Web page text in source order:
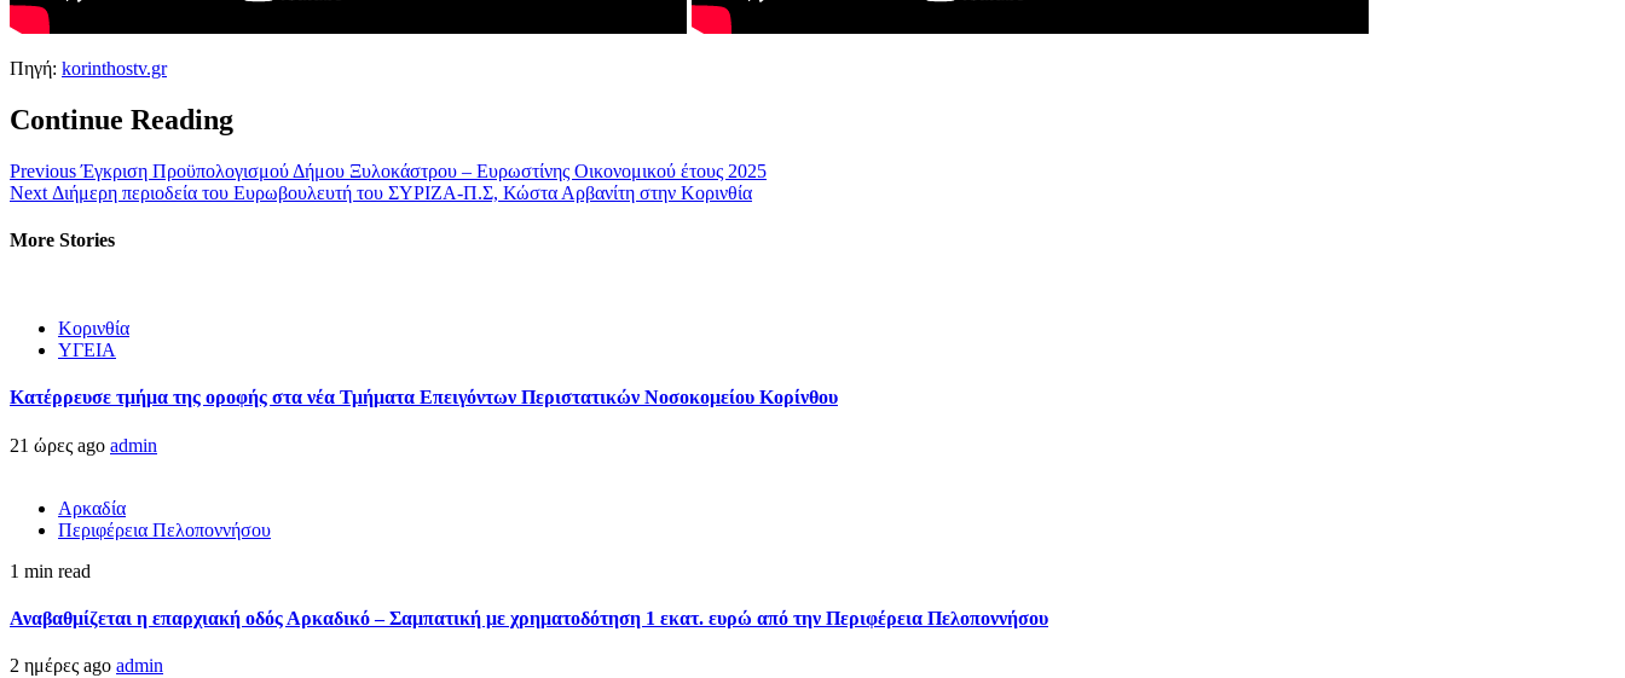
Πηγή: korinthostv.gr
Continue Reading
PreviousΈγκριση Προϋπολογισμού Δήμου Ξυλοκάστρου – Ευρωστίνης Οικονομικού έτους 2025
Next Διήμερη περιοδεία του Ευρωβουλευτή του ΣΥΡΙΖΑ-Π.Σ, Κώστα Αρβανίτη στην Κορινθία
More Stories
Κορινθία
ΥΓΕΙΑ
Kατέρρευσε τμήμα της οροφής στα νέα Τμήματα Επειγόντων Περιστατικών Νοσοκομείου Κορίνθου
21 ώρες ago admin
Αρκαδία
Περιφέρεια Πελοποννήσου
1 min read
Αναβαθμίζεται η επαρχιακή οδός Αρκαδικό – Σαμπατική με χρηματοδότηση 1 εκατ. ευρώ από την Περιφέρεια Πελοποννήσου
2 ημέρες ago admin